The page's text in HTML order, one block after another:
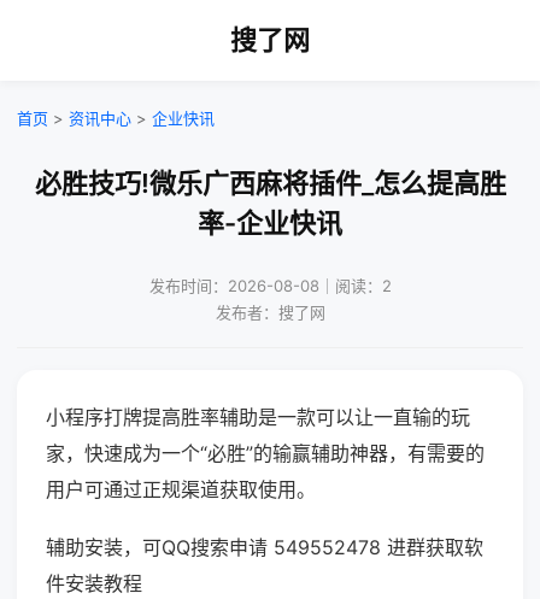
搜了网
首页 > 资讯中心 > 企业快讯
必胜技巧!微乐广西麻将插件_怎么提高胜
率-企业快讯
发布时间：2026-08-08｜阅读：2
发布者：搜了网
小程序打牌提高胜率辅助是一款可以让一直输的玩
家，快速成为一个“必胜”的输赢辅助神器，有需要的
用户可通过正规渠道获取使用。
辅助安装，可QQ搜索申请 549552478 进群获取软
件安装教程